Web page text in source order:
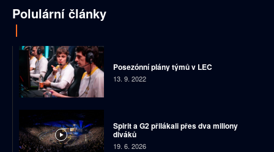
Polulární články
Posezónní plány týmů v LEC
13. 9. 2022
Spirit a G2 přilákali přes dva miliony
diváků
19. 6. 2026